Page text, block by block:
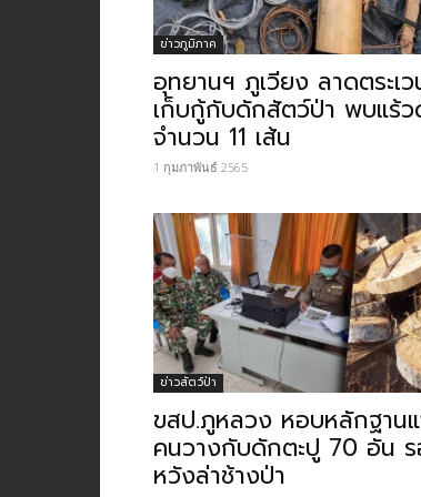
ข่าวภูมิภาค
อุทยานฯ ​ภูเวียง ลาดตระเ
เก็บกู้กับดักสัตว์ป่า พบแร้
จำนวน 11 เส้น
1 กุมภาพันธ์ 2565
ข่าวสัตว์ป่า
ขสป.ภูหลวง หอบหลักฐาน
คนวางกับดักตะปู 70 อัน ร
หวังล่าช้างป่า